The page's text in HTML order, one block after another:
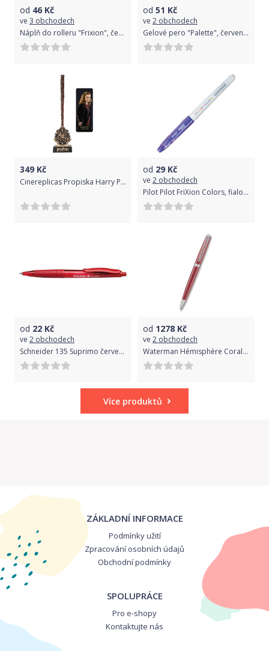
od 46 Kč
ve 3 obchodech
Náplň do rolleru "Frixion", černá, 0,35mm, vymazatelná, PILOT, bal. 3 ks
od 51 Kč
ve 2 obchodech
Gelové pero "Palette", červená, 0,4 mm, stiskací mechanismus, STABILO
349 Kč
Cinereplicas Propiska Harry Potter - Hermiona Grangerová CR5401
od 29 Kč
ve 2 obchodech
Pilot Pilot FriXion Colors, fialová
od 22 Kč
ve 2 obchodech
Schneider 135 Suprimo červená
od 1278 Kč
ve 2 obchodech
Waterman Hémisphère Coral Pink kuličková tužka 1507/2943205
Více produktů
ZÁKLADNÍ INFORMACE
Podmínky užití
Zpracování osobních údajů
Obchodní podmínky
SPOLUPRÁCE
Pro e-shopy
Kontaktujte nás